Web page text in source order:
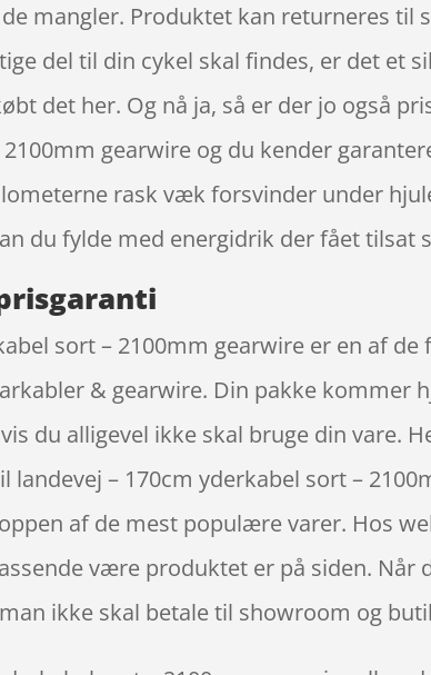
mangler. Produktet kan returneres til
del til din cykel skal findes, er det et
det her. Og nå ja, så er der jo også
gearwire og du kender
rask væk forsvinder under
du fylde med energidrik der fået tilsat
sort – 2100mm gearwire er en af de
& gearwire. Din pakke kommer
du alligevel ikke skal bruge din vare.
– 170cm yderkabel sort –
af de mest populære varer. Hos
være produktet er på siden. Når
ikke skal betale til showroom og